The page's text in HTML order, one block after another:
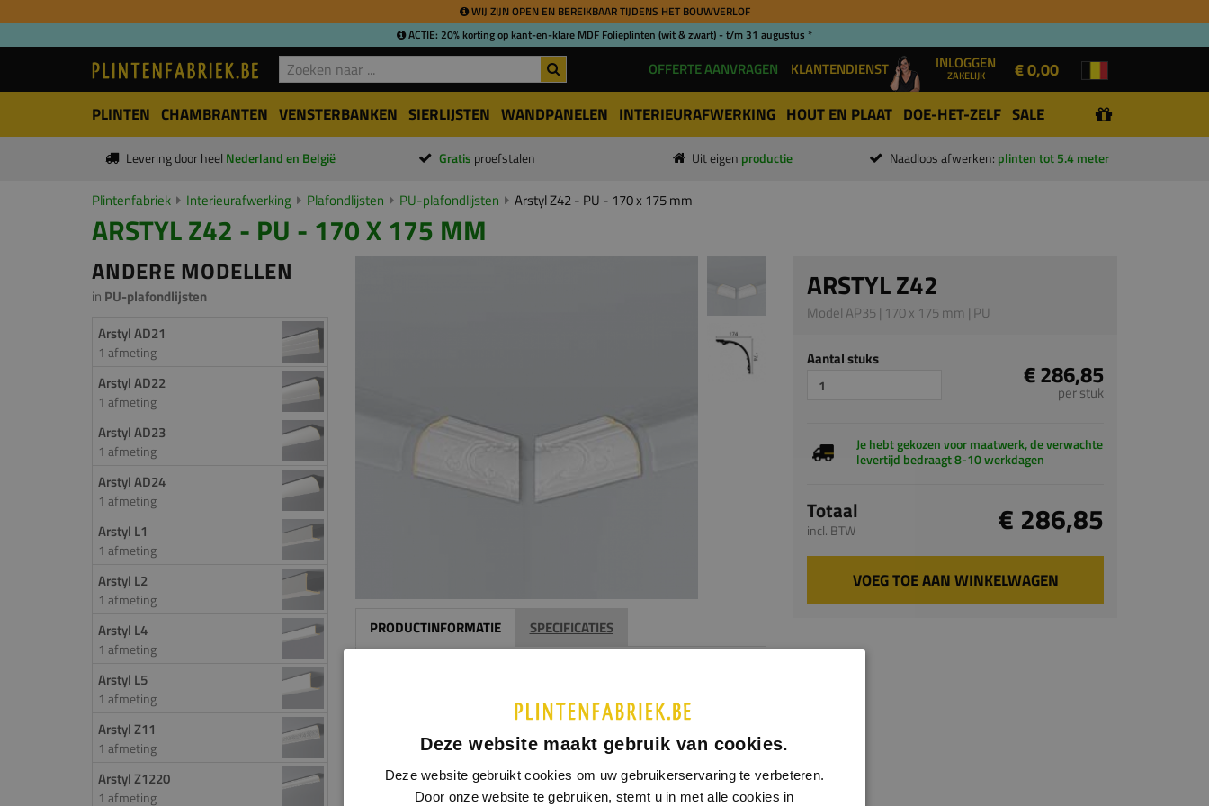
WIJ ZIJN OPEN EN BEREIKBAAR TIJDENS HET BOUWVERLOF
ACTIE: 20% korting op kant-en-klare MDF Folieplinten (wit & zwart) - t/m 31 augustus *
OFFERTE AANVRAGEN KLANTENDIENST INLOGGEN
ZAKELIJK € 0,00
PLINTEN CHAMBRANTEN VENSTERBANKEN SIERLIJSTEN WANDPANELEN INTERIEURAFWERKING HOUT EN PLAAT DOE-HET-ZELF SALE
Levering door heel Nederland en België Gratis proefstalen Uit eigen productie Naadloos afwerken: plinten tot 5.4 meter
Plintenfabriek Interieurafwerking Plafondlijsten PU-plafondlijsten Arstyl Z42 - PU - 170 x 175 mm
ARSTYL Z42 - PU - 170 X 175 MM
ANDERE MODELLEN
in PU-plafondlijsten
Arstyl AD21
1 afmeting
Arstyl AD22
1 afmeting
Arstyl AD23
1 afmeting
Arstyl AD24
1 afmeting
Arstyl L1
1 afmeting
Arstyl L2
1 afmeting
Arstyl L4
1 afmeting
Arstyl L5
1 afmeting
Arstyl Z11
1 afmeting
Arstyl Z1220
1 afmeting
PRODUCTINFORMATIE SPECIFICATIES
klassiek en romantisch interieur. Dit model wordt verkocht in sets
van vier hoekbochten. De hoekbocht Arstyl Z42 kan worden
gebruikt in combinatie met de plafondlijsten Arstyl Z40 en Arstyl
Z41.
ARSTYL Z42
Model AP35 | 170 x 175 mm | PU
Aantal stuks € 286,85
per stuk
Je hebt gekozen voor maatwerk, de verwachte
levertijd bedraagt 8-10 werkdagen
Totaal
incl. BTW € 286,85
VOEG TOE AAN WINKELWAGEN
Deze website maakt gebruik van cookies.
Deze website gebruikt cookies om uw gebruikerservaring te verbeteren.
Door onze website te gebruiken, stemt u in met alle cookies in